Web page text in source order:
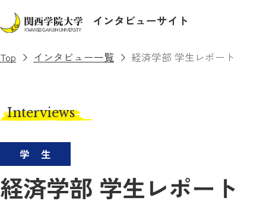
インタビューサイト
Top インタビュー一覧 経済学部 学生レポート
Interviews
学生
経済学部 学生レポート